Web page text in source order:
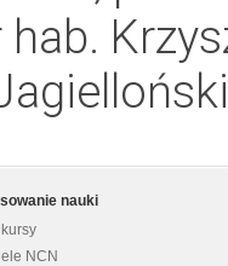
nauki
NCN